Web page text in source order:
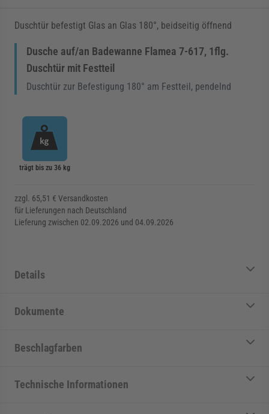
Duschtür befestigt Glas an Glas 180°, beidseitig öffnend
Dusche auf/an Badewanne Flamea 7-617, 1flg.
Duschtür mit Festteil
Duschtür zur Befestigung 180° am Festteil, pendelnd
trägt bis zu 36 kg
zzgl. 65,51 € Versandkosten
für Lieferungen nach Deutschland
Lieferung zwischen 02.09.2026 und 04.09.2026
Details
Dokumente
Beschlagfarben
Technische Informationen